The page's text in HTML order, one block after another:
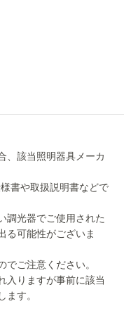
、該当照明器具メーカ
書や取扱説明書などで
調光器でご使用された
る可能性がございま
ご注意ください。
入りますが事前に該当
す。